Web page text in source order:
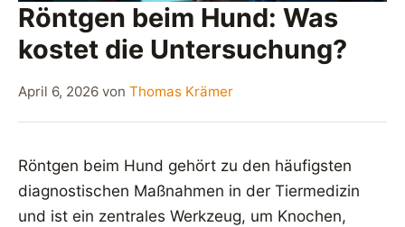
Röntgen beim Hund: Was
kostet die Untersuchung?
April 6, 2026 von Thomas Krämer
Röntgen beim Hund gehört zu den häufigsten
diagnostischen Maßnahmen in der Tiermedizin
und ist ein zentrales Werkzeug, um Knochen,